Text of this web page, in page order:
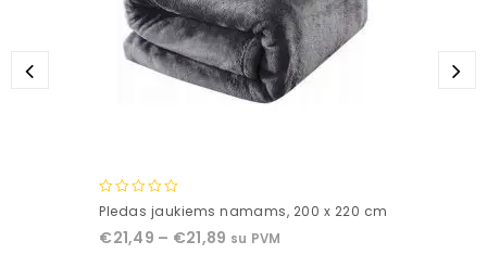
0
of
Pledas jaukiems namams, 200 x 220 cm
€21,49 – €21,89 su PVM